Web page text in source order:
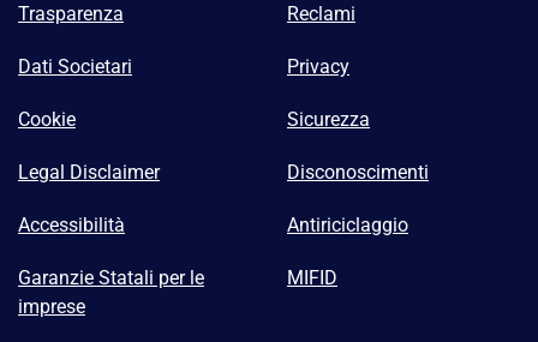
Trasparenza Reclami
Dati Societari Privacy
Cookie Sicurezza
Legal Disclaimer Disconoscimenti
Accessibilità Antiriciclaggio
Garanzie Statali per le
imprese
MIFID